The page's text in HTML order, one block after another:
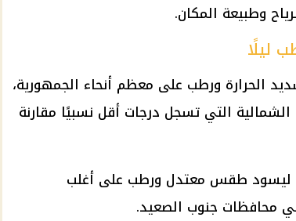
وطبيعة المكان.
ليلًا
الحرارة ورطب على معظم أنحاء الجمهورية،
التي تسجل درجات أقل نسبيًا مقارنة
ليسود طقس معتدل ورطب على أغلب
في محافظات جنوب الصعيد.